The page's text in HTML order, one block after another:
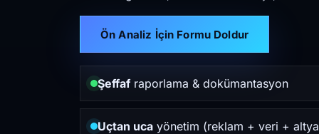
Ön Analiz İçin Formu Doldur
Şeffafraporlama & dokümantasyon
Uçtan uca yönetim (reklam + veri +